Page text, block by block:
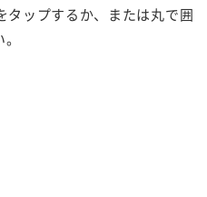
タップするか、または丸で囲